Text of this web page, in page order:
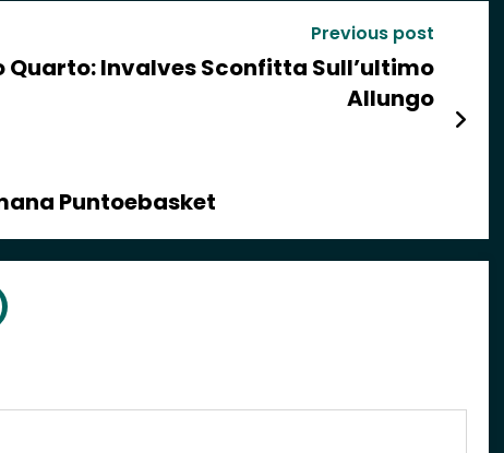
Previous post
Quarto: Invalves Sconfitta Sull’ultimo
Allungo
Puntoebasket